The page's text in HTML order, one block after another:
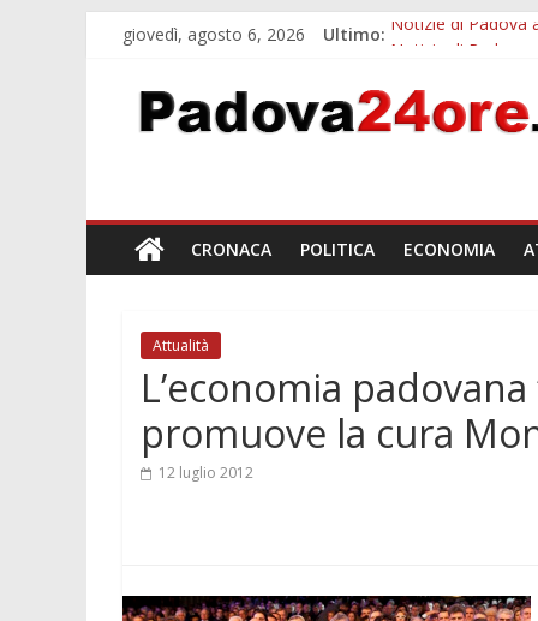
giovedì, agosto 6, 2026 Ultimo: Notizie di Padova
Transizione 4.0,
Quando le
Malattie
CRONACA POLITICA ECONOMIA
Attualità
L’economia
promuove la cura
12 luglio 2012